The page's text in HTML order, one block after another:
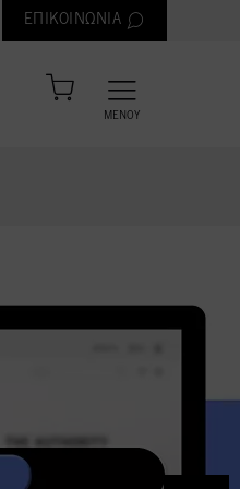
ΕΠΙΚΟΙΝΩΝΊΑ
ΜΕΝΟΎ